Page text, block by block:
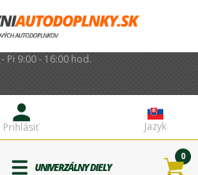
Pi 9:00 - 16:00 hod.
Jazyk
Prihlásiť
UNIVERZÁLNY DIELY
0